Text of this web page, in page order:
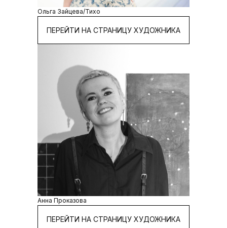
Ольга Зайцева/Тихо
ПЕРЕЙТИ НА СТРАНИЦУ ХУДОЖНИКА
Анна Проказова
ПЕРЕЙТИ НА СТРАНИЦУ ХУДОЖНИКА